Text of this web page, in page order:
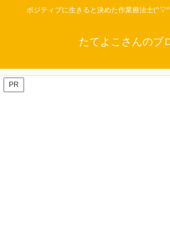
ポジティブに生きると決めた作業療法士
たてよこさんのブ
PR